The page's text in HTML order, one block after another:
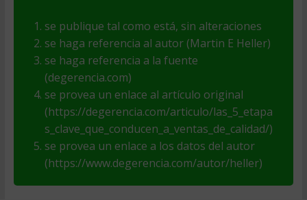
se publique tal como está, sin alteraciones
se haga referencia al autor (Martin E Heller)
se haga referencia a la fuente
(degerencia.com)
se provea un enlace al artículo original
(https://degerencia.com/articulo/las_5_etapa
s_clave_que_conducen_a_ventas_de_calidad/)
se provea un enlace a los datos del autor
(https://www.degerencia.com/autor/heller)